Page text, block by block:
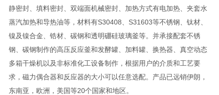
静密封、填料密封、双端面机械密封、加热方式有电加热、夹套水
蒸汽加热和导热油等，材料有S30408、S31603等不锈钢、钛材、
镍及镍合金、锆材、碳钢和透明硼硅玻璃釜等。并承接配套不锈
钢、碳钢制作的高压反应釜和发酵罐、加料罐、换热器、真空动态
多箱干燥机以及非标准化工设备制作，根据用户的介质和工艺要
求，磁力偶合器和反应器的大小可以任意选配。产品已远销伊朗，
东南亚，欧洲，美国等20个国家和地区。